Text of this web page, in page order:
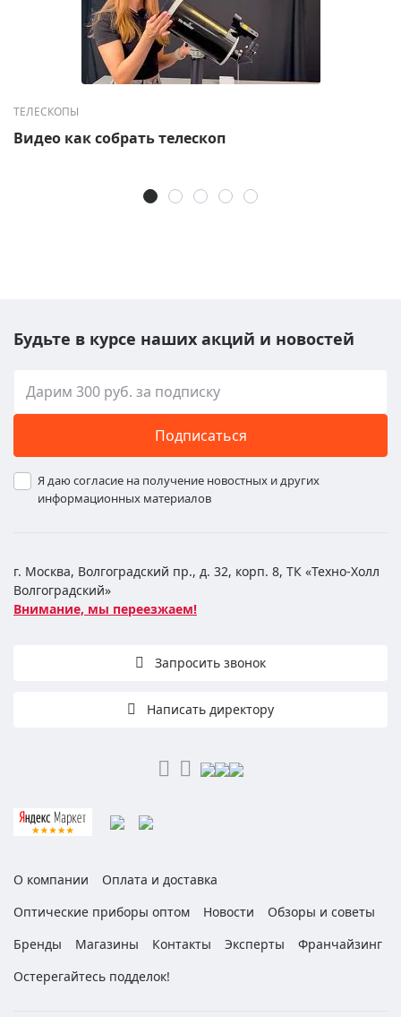
ТЕЛЕСКОПЫ
Видео как собрать телескоп
Будьте в курсе наших акций и новостей
Подписаться
Я даю согласие на получение новостных и других
информационных материалов
г. Москва, Волгоградский пр., д. 32, корп. 8, ТК «Техно-Холл
Волгоградский»
Внимание, мы переезжаем!
Запросить звонок
Написать директору
О компании
Оплата и доставка
Оптические приборы оптом
Новости
Обзоры и советы
Бренды
Магазины Контакты Эксперты
Франчайзинг
Остерегайтесь подделок!